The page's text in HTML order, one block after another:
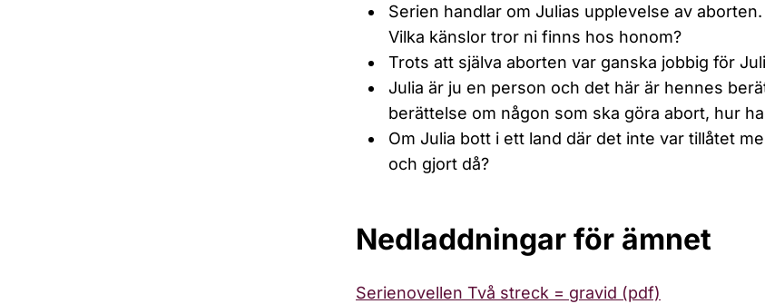
Serien handlar om Julias upplevelse av
Vilka känslor tror ni finns hos honom?
Trots att själva aborten var ganska jobbig för
Julia är ju en person och det här är hennes
berättelse om någon som ska göra abort, hur
Om Julia bott i ett land där det inte var tillåtet
och gjort då?
Nedladdningar för ämnet
Serienovellen Två streck = gravid (pdf)